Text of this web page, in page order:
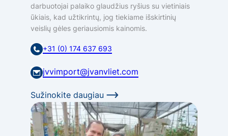
darbuotojai palaiko glaudžius ryšius su vietiniais
ūkiais, kad užtikrintų, jog tiekiame išskirtinių
veislių gėles geriausiomis kainomis.
+31 (0) 174 637 693
jvvimport@jvanvliet.com
Sužinokite daugiau